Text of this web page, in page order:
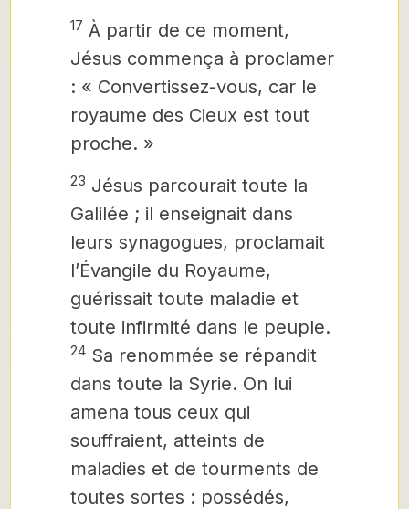
17 À partir de ce moment,
Jésus commença à proclamer
: « Convertissez-vous, car le
royaume des Cieux est tout
proche. »
23 Jésus parcourait toute la
Galilée ; il enseignait dans
leurs synagogues, proclamait
l’Évangile du Royaume,
guérissait toute maladie et
toute infirmité dans le peuple.
24 Sa renommée se répandit
dans toute la Syrie. On lui
amena tous ceux qui
souffraient, atteints de
maladies et de tourments de
toutes sortes : possédés,